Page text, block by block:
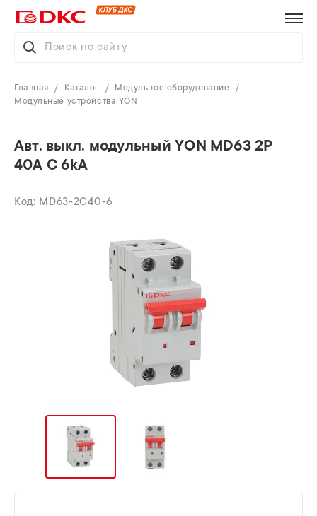
Главная Каталог
Модульное оборудование
Модульные устройства YON
Авт. выкл. модульный YON MD63 2P
40А C 6kA
MD63-2C40-6